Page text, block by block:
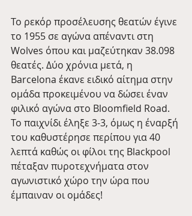
Το ρεκόρ προσέλευσης θεατών έγινε
το 1955 σε αγώνα απέναντι στη
Wolves όπου και μαζεύτηκαν 38.098
θεατές. Δύο χρόνια μετά, η
Barcelona έκανε ειδικό αίτημα στην
ομάδα προκειμένου να δώσει έναν
φιλικό αγώνα στο Bloomfield Road.
Το παιχνίδι έληξε 3-3, όμως η έναρξή
του καθυστέρησε περίπου για 40
λεπτά καθώς οι φίλοι της Blackpool
πέταξαν πυροτεχνήματα στον
αγωνιστικό χώρο την ώρα που
έμπαιναν οι ομάδες!